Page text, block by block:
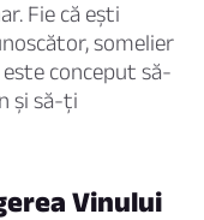
Fie că ești
somelier
conceput să-
și să-ți
Vinului